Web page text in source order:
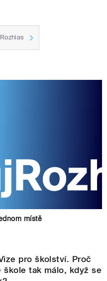
místě
pro školství. Proč
tak málo, když se